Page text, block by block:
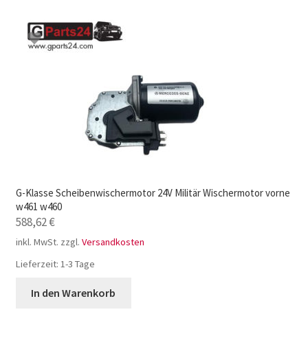
G-Klasse Scheibenwischermotor 24V Militär Wischermotor vorne
w461 w460
588,62€
inkl. MwSt. zzgl. Versandkosten
Lieferzeit: 1-3 Tage
In den Warenkorb